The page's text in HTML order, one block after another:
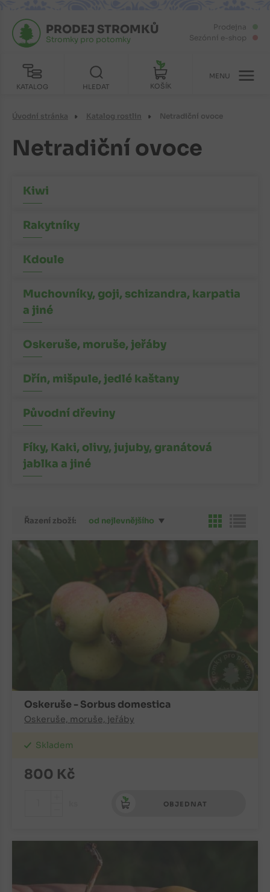
Prodejna
Sezónní e-shop
KATALOG
PRODEJ STROMKŮ
Stromky pro potomky
HLEDAT KOŠÍK
MENU
Úvodní stránka Katalog rostlin Netradiční ovoce
Netradiční ovoce
Kiwi
Rakytníky
Kdoule
Muchovníky, goji, schizandra, karpatia
a jiné
Oskeruše, moruše, jeřáby
Dřín, mišpule, jedlé kaštany
Původní dřeviny
Fíky, Kaki, olivy, jujuby, granátová
jablka a jiné
Řazení zboží: od nejlevnějšího
Oskeruše - Sorbus domestica
Oskeruše, moruše, jeřáby
Skladem
800 Kč
OBJEDNAT